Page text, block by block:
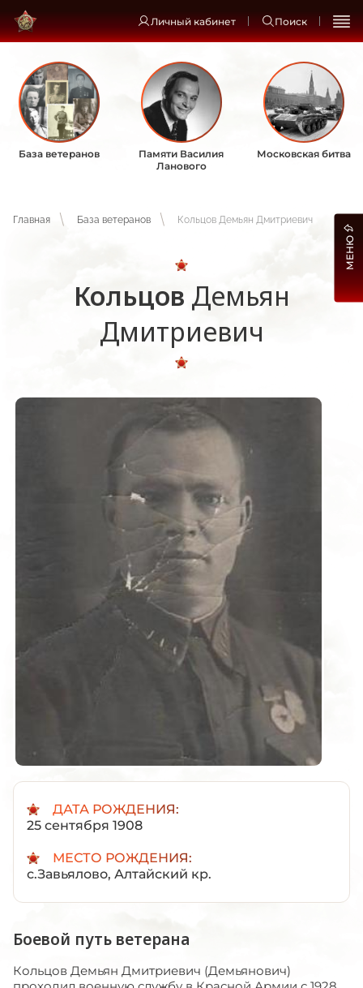
Личный кабинет Поиск
База ветеранов
Памяти Василия
Ланового
Московская битва
Главная База ветеранов Кольцов Демьян Дмитриевич
Кольцов Демьян
Дмитриевич
ДАТА РОЖДЕНИЯ:
25 сентября 1908
МЕСТО РОЖДЕНИЯ:
с.Завьялово, Алтайский кр.
Боевой путь ветерана
Кольцов Демьян Дмитриевич (Демьянович)
МЕНЮ